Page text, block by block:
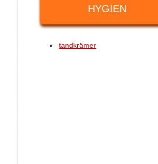
HYGIEN
tandkrämer